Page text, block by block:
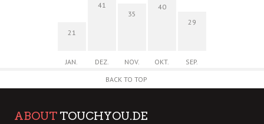
21
JAN.
41
DEZ.
35
NOV.
40
OKT.
29
SEP.
BACK TO TOP
ABOUT TOUCHYOU.DE